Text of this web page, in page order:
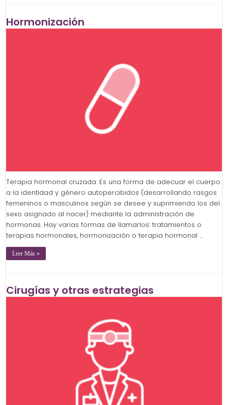
Hormonización
Terapia hormonal cruzada: Es una forma de adecuar el cuerpo
a la identidad y género autopercibidos (desarrollando rasgos
femeninos o masculinos según se desee y suprimiendo los del
sexo asignado al nacer) mediante la administración de
hormonas. Hay varias formas de llamarlos: tratamientos o
terapias hormonales, hormonización o terapia hormonal …
Leer Más »
Cirugías y otras estrategias